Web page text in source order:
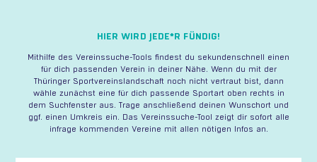
HIER WIRD JEDE*R FÜNDIG!
Mithilfe des Vereinssuche-Tools findest du sekundenschnell einen
für dich passenden Verein in deiner Nähe. Wenn du mit der
Thüringer Sportvereinslandschaft noch nicht vertraut bist, dann
wähle zunächst eine für dich passende Sportart oben rechts in
dem Suchfenster aus. Trage anschließend deinen Wunschort und
ggf. einen Umkreis ein. Das Vereinssuche-Tool zeigt dir sofort alle
infrage kommenden Vereine mit allen nötigen Infos an.
VEREINE
KREIS-
STADTSPORTBÜNDE
VERBÄNDE